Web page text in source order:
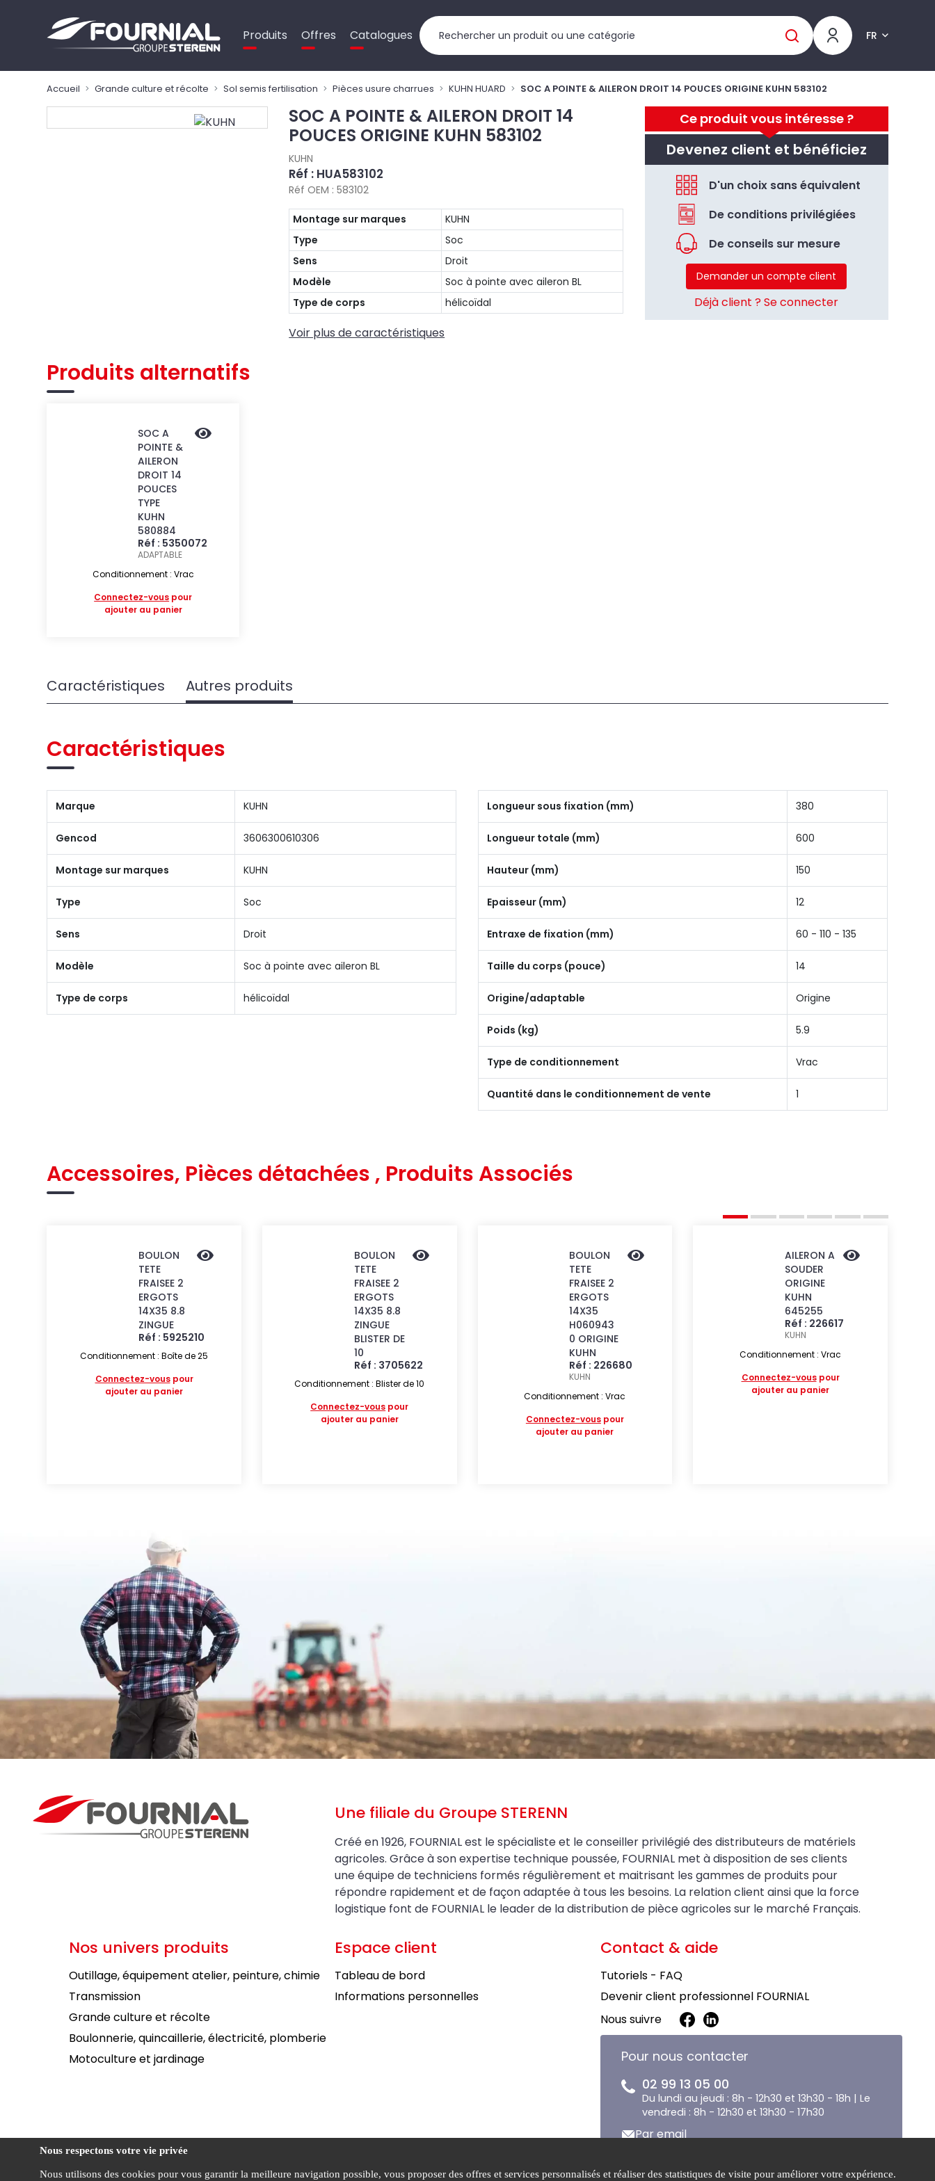
Produits Offres Catalogues FR
Accueil Grande culture et récolte Sol semis fertilisation Pièces usure charrues KUHN HUARD SOC A POINTE & AILERON DROIT 14 POUCES ORIGINE KUHN 583102
Ce produit vous intéresse ?
Devenez client et bénéficiez
D'un choix sans équivalent
De conditions privilégiées
De conseils sur mesure
Demander un compte client
Déjà client ? Se connecter
SOC A POINTE & AILERON DROIT 14
POUCES ORIGINE KUHN 583102
KUHN
Réf : HUA583102
Réf OEM : 583102
Montage sur marques
KUHN
Type
Soc
Sens
Droit
Modèle
Soc à pointe avec aileron BL
Type de corps
hélicoïdal
Voir plus de caractéristiques
Produits alternatifs
SOC A
POINTE &
AILERON
DROIT 14
POUCES
TYPE
KUHN
580884
Réf : 5350072
ADAPTABLE
Conditionnement : Vrac
Connectez-vous pour
ajouter au panier
Caractéristiques Autres produits
Caractéristiques
Marque KUHN
Gencod 3606300610306
Montage sur marques KUHN
Type Soc
Sens Droit
Modèle Soc à pointe avec aileron BL
Type de corps hélicoïdal
Longueur sous fixation (mm) 380
Longueur totale (mm) 600
Hauteur (mm) 150
Epaisseur (mm) 12
Entraxe de fixation (mm) 60 - 110 - 135
Taille du corps (pouce) 14
Origine/adaptable Origine
Poids (kg) 5.9
Type de conditionnement Vrac
Quantité dans le conditionnement de vente 1
Accessoires, Pièces détachées , Produits Associés
BOULON
TETE
FRAISEE 2
ERGOTS
14X35 8.8
ZINGUE
Réf : 5925210
Conditionnement : Boîte de 25
Connectez-vouspour
ajouter au panier
BOULON
TETE
FRAISEE 2
ERGOTS
14X35 8.8
ZINGUE
BLISTER DE
10
Réf : 3705622
Conditionnement : Blister de 10
Connectez-vous pour
ajouter au panier
BOULON
TETE
FRAISEE 2
ERGOTS
14X35
H060943
0 ORIGINE
KUHN
Réf : 226680
KUHN
Conditionnement : Vrac
Connectez-vouspour
ajouter au panier
AILERON A
SOUDER
ORIGINE
KUHN
645255
Réf : 226617
KUHN
Conditionnement : Vrac
Connectez-vouspour
ajouter au panier
Une filiale du Groupe STERENN
Créé en 1926, FOURNIAL est le spécialiste et le conseiller privilégié des distributeurs de matériels
agricoles. Grâce à son expertise technique poussée, FOURNIAL met à disposition de ses clients
une équipe de techniciens formés régulièrement et maitrisant les gammes de produits pour
répondre rapidement et de façon adaptée à tous les besoins. La relation client ainsi que la force
logistique font de FOURNIAL le leader de la distribution de pièce agricoles sur le marché Français.
Nos univers produits
Outillage, équipement atelier, peinture, chimie
Transmission
Grande culture et récolte
Boulonnerie, quincaillerie, électricité, plomberie
Motoculture et jardinage
Espace client
Tableau de bord
Informations personnelles
Contact & aide
Tutoriels - FAQ
Devenir client professionnel FOURNIAL
Nous suivre
Pour nous contacter
02 99 13 05 00
Du lundi au jeudi : 8h - 12h30 et 13h30 - 18h | Le
vendredi : 8h - 12h30 et 13h30 - 17h30
Par email
Nous respectons votre vie privée
Nous utilisons des cookies pour vous garantir la meilleure navigation possible, vous proposer des offres et services personnalisés et réaliser des statistiques de visite pour améliorer votre expérience.